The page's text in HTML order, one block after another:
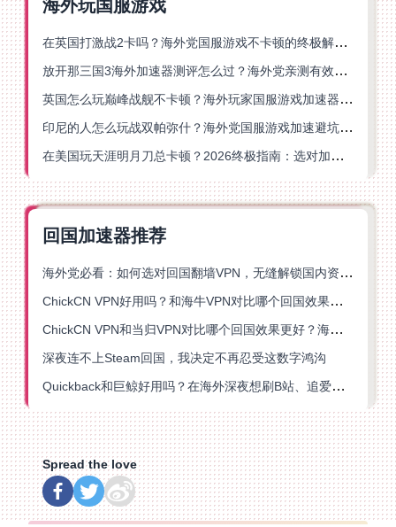
海外玩国服游戏
在英国打激战2卡吗？海外党国服游戏不卡顿的终极解决方案
放开那三国3海外加速器测评怎么过？海外党亲测有效的国服游戏加速指南
英国怎么玩巅峰战舰不卡顿？海外玩家国服游戏加速器终极指南
印尼的人怎么玩战双帕弥什？海外党国服游戏加速避坑指南
在美国玩天涯明月刀总卡顿？2026终极指南：选对加速器让你丝滑连招
回国加速器推荐
海外党必看：如何选对回国翻墙VPN，无缝解锁国内资源？
ChickCN VPN好用吗？和海牛VPN对比哪个回国效果更好？
ChickCN VPN和当归VPN对比哪个回国效果更好？海外党亲测后选了它
深夜连不上Steam回国，我决定不再忍受这数字鸿沟
Quickback和巨鲸好用吗？在海外深夜想刷B站、追爱奇艺的你，或许正需要这份答案
Spread the love